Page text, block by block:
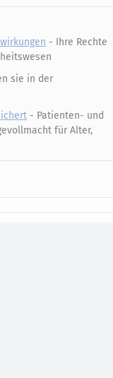
- Ihre Rechte
sie in der
- Patienten- und
für Alter,